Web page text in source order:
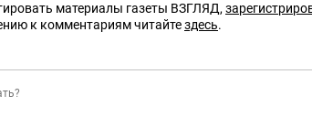
материалы газеты ВЗГЛЯД,
к комментариям читайтездесь.